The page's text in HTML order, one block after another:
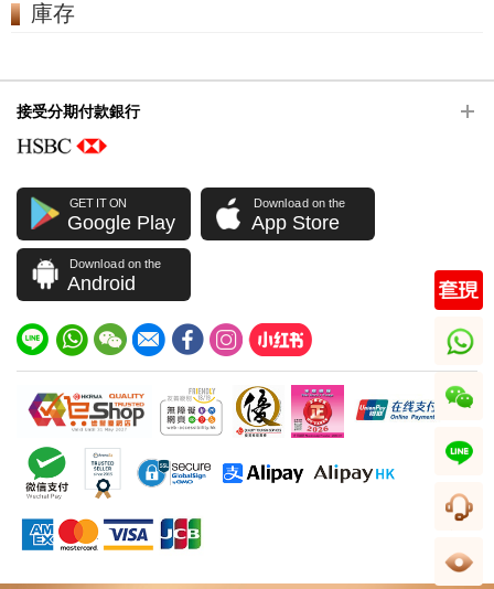
庫存
接受分期付款銀行
GET IT ON
Google Play
Download on the
App Store
Download on the
Android
whatsapp